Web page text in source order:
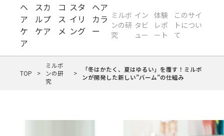
ヘ
ア
ケ
ア
スカ
ルプ
ケア
コ
ス
メ
スタ
イリ
ング
ヘア
カラ
ー
ミルボ
ンの研
究
イン
タビ
ュー
体験
レポ
ート
このサイ
トについ
て
TOP >
ミルボ
ンの研
究
>
「冬はかたく、夏はゆるい」を覆す！ミルボ
ンが開発した新しい”バーム”の仕組み